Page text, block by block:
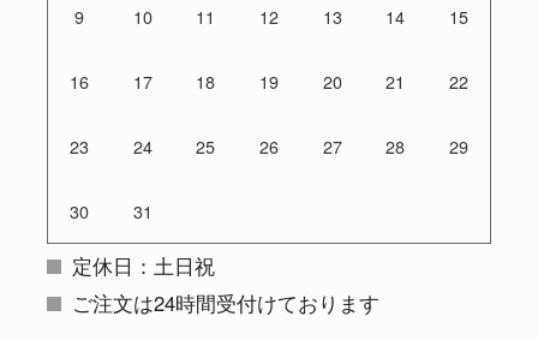
9 10 11 12 13 14 15
16 17 18 19 20 21 22
23 24 25 26 27 28 29
30 31
定休日：土日祝
ご注文は24時間受付けております